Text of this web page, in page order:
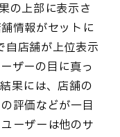
の上部に表示さ
情報がセットに
自店舗が上位表示
ザーの目に真っ
果には、店舗の
評価などが一目
ーザーは他のサ